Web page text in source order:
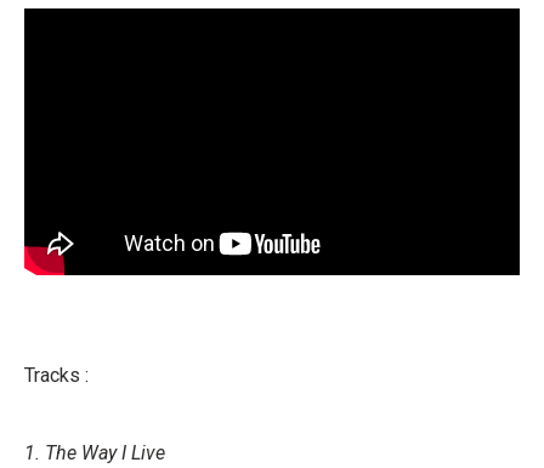
Tracks :
1. The Way I Live